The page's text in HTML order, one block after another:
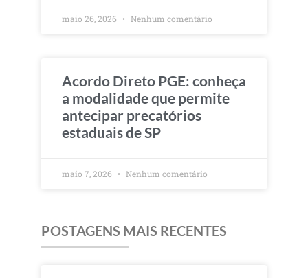
maio 26, 2026 Nenhum comentário
Acordo Direto PGE: conheça
a modalidade que permite
antecipar precatórios
estaduais de SP
maio 7, 2026 Nenhum comentário
POSTAGENS MAIS RECENTES